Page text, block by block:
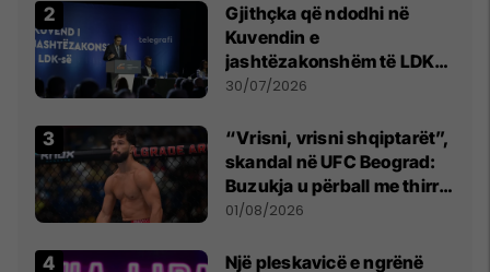
Gjithçka që ndodhi në
Kuvendin e
jashtëzakonshëm të LDK-
së
30/07/2026
“Vrisni, vrisni shqiptarët”,
skandal në UFC Beograd:
Buzukja u përball me thirrje
anti-shqiptare nga
01/08/2026
Një pleskavicë e ngrënë